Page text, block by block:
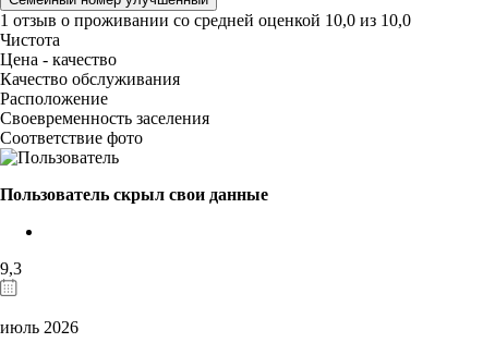
1 отзыв о проживании со средней оценкой 10,0 из 10,0
Чистота
Цена - качество
Качество обслуживания
Расположение
Своевременность заселения
Соответствие фото
Пользователь скрыл свои данные
9,3
июль 2026